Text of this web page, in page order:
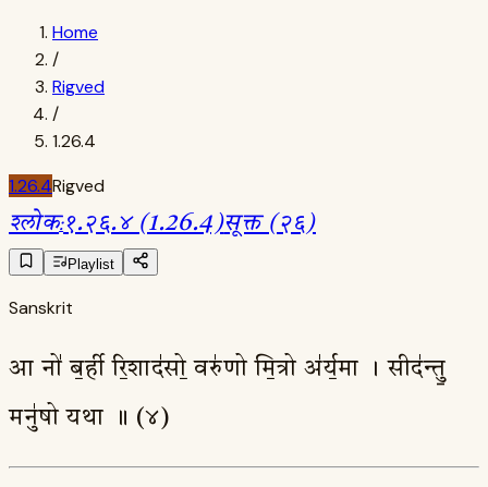
Home
/
Rigved
/
1.26.4
1.26.4Rigved
श्लोक:१.२६.४ (1.26.4)सूक्त (२६)
Playlist
Sanskrit
आ नो॑ ब॒र्ही रि॒शाद॑सो॒ वरु॑णो मि॒त्रो अ॑र्य॒मा । सीद॑न्तु॒
मनु॑षो यथा ॥ (४)